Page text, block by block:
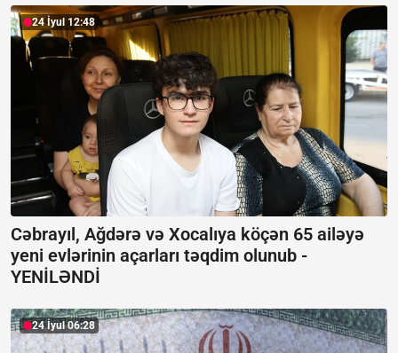
24 İyul 12:48
Cəbrayıl, Ağdərə və Xocalıya köçən 65 ailəyə
yeni evlərinin açarları təqdim olunub -
YENİLƏNDİ
24 İyul 06:28